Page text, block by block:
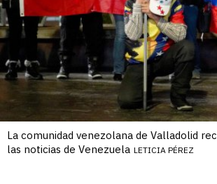
La comunidad venezolana de Valladolid
las noticias de Venezuela LETICIA PÉREZ